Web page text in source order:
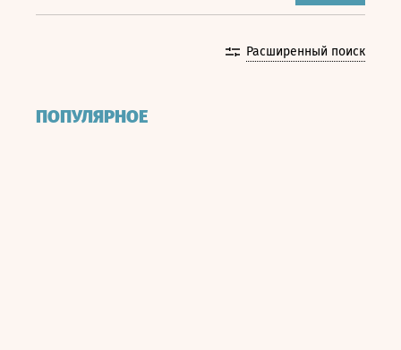
Расширенный поиск
ПОПУЛЯРНОЕ